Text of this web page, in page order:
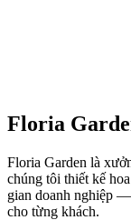
Floria
Floria Garden là
chúng tôi thiết kế
gian doanh nghiệp
cho từng khách.